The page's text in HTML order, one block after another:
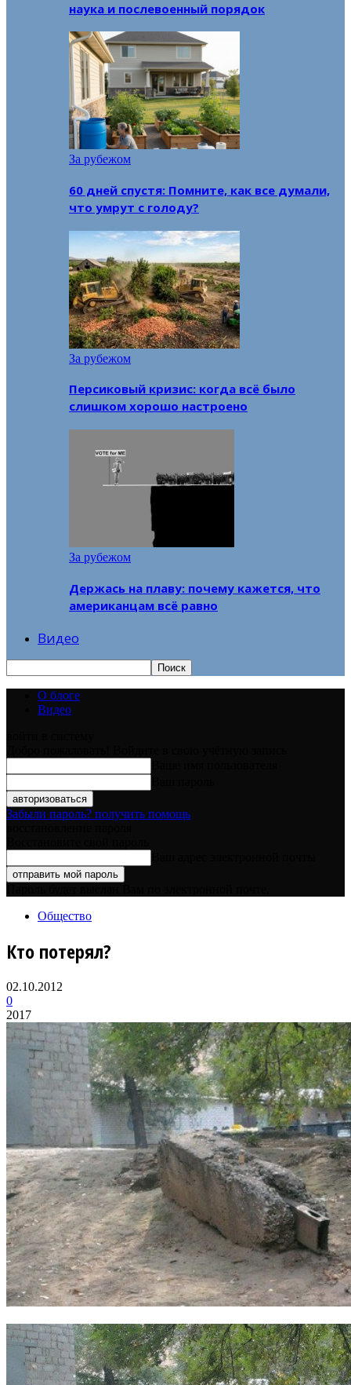
наука и послевоенный порядок
За рубежом
60 дней спустя: Помните, как все думали,
что умрут с голоду?
За рубежом
Персиковый кризис: когда всё было
слишком хорошо настроено
За рубежом
Держась на плаву: почему кажется, что
американцам всё равно
Видео
О блоге
Видео
Забыли пароль? получить помощь
Общество
Кто потерял?
02.10.2012
0
2017